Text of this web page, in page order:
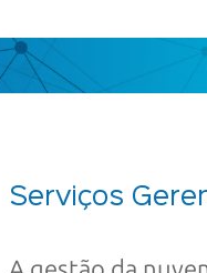
Serviços